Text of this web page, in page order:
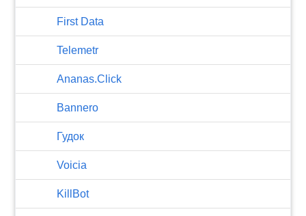
First Data
Telemetr
Ananas.Click
Bannero
Гудок
Voicia
KillBot